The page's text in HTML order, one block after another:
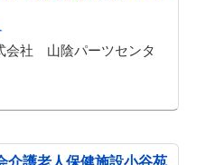
社 山陰パーツセンタ
介護老人保健施設小谷苑